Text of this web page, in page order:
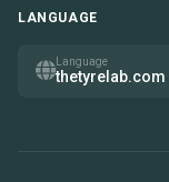
LANGUAGE
Language
thetyrelab.com